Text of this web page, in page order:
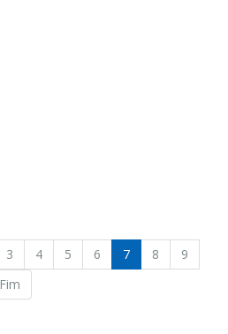
3 4 5 6 7 8
9
Fim